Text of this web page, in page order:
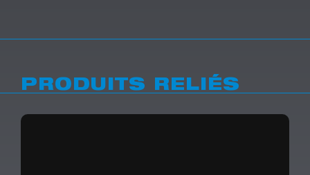
PRODUITS RELIÉS